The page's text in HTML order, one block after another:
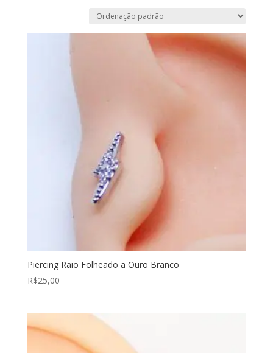
Piercing Raio Folheado a Ouro Branco
R$25,00